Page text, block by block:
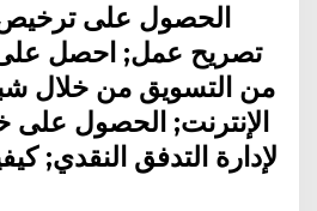
الحصول على
تصريح عمل; احصل
من التسويق من خلال
الإنترنت; الحصول على
لإدارة التدفق النقدي;